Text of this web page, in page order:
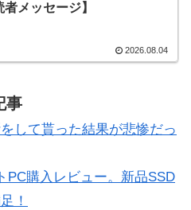
者メッセージ】
2026.08.04
事
して貰った結果が悲惨だっ
PC購入レビュー。新品SSD
！